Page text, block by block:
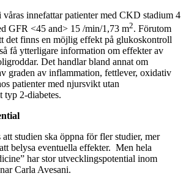
våras innefattar patienter med CKD stadium 4
GFR <45 and> 15 /min/1,73 m2. Förutom
det finns en möjlig effekt på glukoskontroll
få ytterligare information om effekter av
Det handlar bland annat om
graden av inflammation, fettlever, oxidativ
patienter med njursvikt utan
typ 2-diabetes.
studien ska öppna för fler studier, mer
belysa eventuella effekter. Men hela
har stor utvecklingspotential inom
Carla Avesani.